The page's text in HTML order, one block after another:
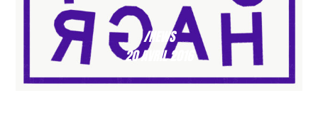
/NEWS
20 AVRIL 2016